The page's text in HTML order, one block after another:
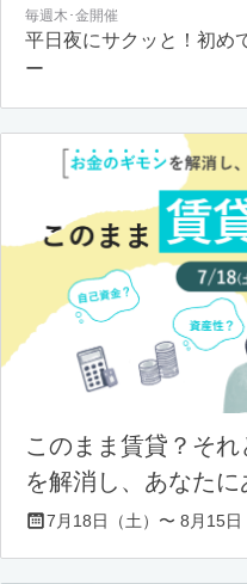
毎週木･金開催
平日夜にサクッと！初め
ー
このまま賃貸？そ
を解消し、あなた
7月18日（土）〜 8月15